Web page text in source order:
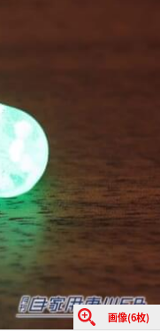
画像(6枚)